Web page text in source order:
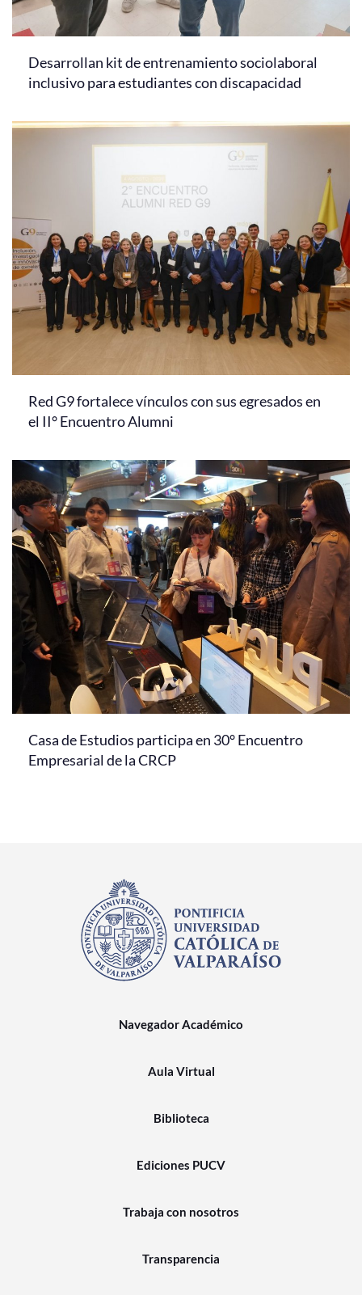
Desarrollan kit de entrenamiento sociolaboral
inclusivo para estudiantes con discapacidad
Red G9 fortalece vínculos con sus egresados en
el II° Encuentro Alumni
Casa de Estudios participa en 30° Encuentro
Empresarial de la CRCP
Navegador Académico
Aula Virtual
Biblioteca
Ediciones PUCV
Trabaja con nosotros
Transparencia